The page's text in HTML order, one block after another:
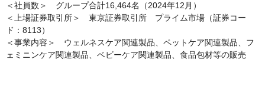
＜社員数＞　グループ合計16,464名（2024年12月）
＜上場証券取引所＞　東京証券取引所　プライム市場（証券コー
ド：8113）
＜事業内容＞　ウェルネスケア関連製品、ペットケア関連製品、フ
ェミニンケア関連製品、ベビーケア関連製品、食品包材等の販売